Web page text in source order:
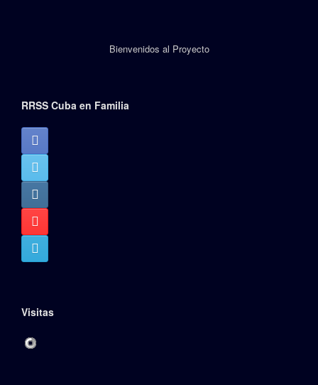
Bienvenidos al Proyecto
RRSS Cuba en Familia
Visitas